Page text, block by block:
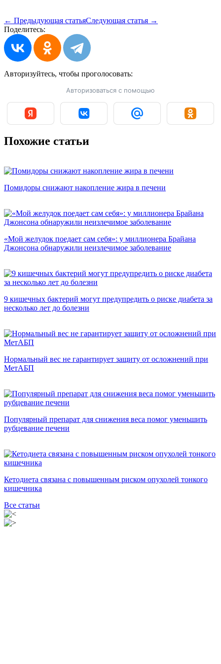
← Предыдующая статьяСледующая статья →
Поделитесь:
Авторизуйтесь, чтобы проголосовать:
Авторизоваться с помощью
Похожие статьи
Помидоры снижают накопление жира в печени
«Мой желудок поедает сам себя»: у миллионера Брайана
Джонсона обнаружили неизлечимое заболевание
9 кишечных бактерий могут предупредить о риске диабета за
несколько лет до болезни
Нормальный вес не гарантирует защиту от осложнений при
МетАБП
Популярный препарат для снижения веса помог уменьшить
рубцевание печени
Кетодиета связана с повышенным риском опухолей тонкого
кишечника
Все статьи